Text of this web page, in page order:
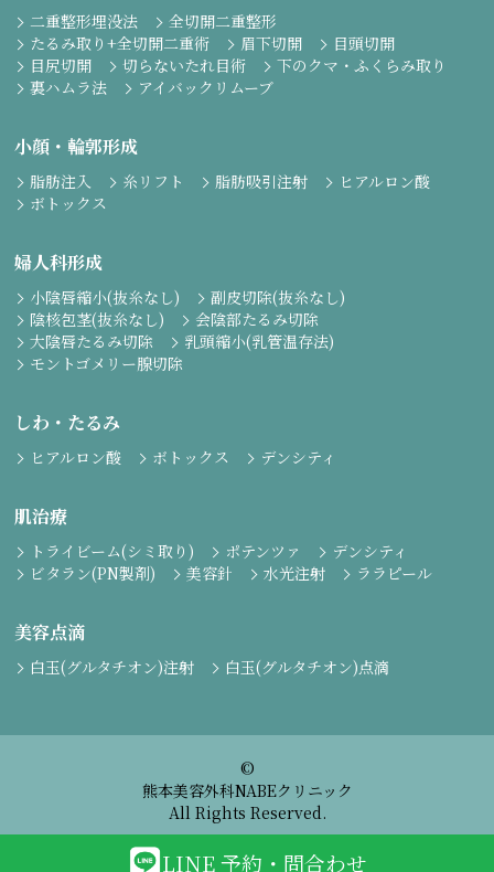
二重整形埋没法
全切開二重整形
たるみ取り+全切開二重術
眉下切開
目頭切開
目尻切開
切らないたれ目術
下のクマ・ふくらみ取り
裏ハムラ法
アイバックリムーブ
小顔・輪郭形成
脂肪注入 糸リフト 脂肪吸引注射
ヒアルロン酸
ボトックス
婦人科形成
小陰唇縮小(抜糸なし)
副皮切除(抜糸なし)
陰核包茎(抜糸なし)
会陰部たるみ切除
大陰唇たるみ切除
乳頭縮小(乳管温存法)
モントゴメリー腺切除
しわ・たるみ
ヒアルロン酸 ボトックス デンシティ
肌治療
トライビーム(シミ取り) ポテンツァ
デンシティ
ビタラン(PN製剤)
美容針 水光注射 ララピール
美容点滴
白玉(グルタチオン)注射 白玉(グルタチオン)点滴
©
熊本美容外科NABEクリニック
All Rights Reserved.
LINE 予約・問合わせ